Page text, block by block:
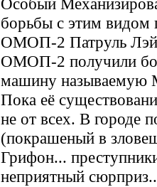
борьбы с этим видом
ОМОП-2 Патруль
ОМОП-2 получили
машину называемую
Пока её
не от всех. В городе
(покрашеный в
Грифон...
неприятный